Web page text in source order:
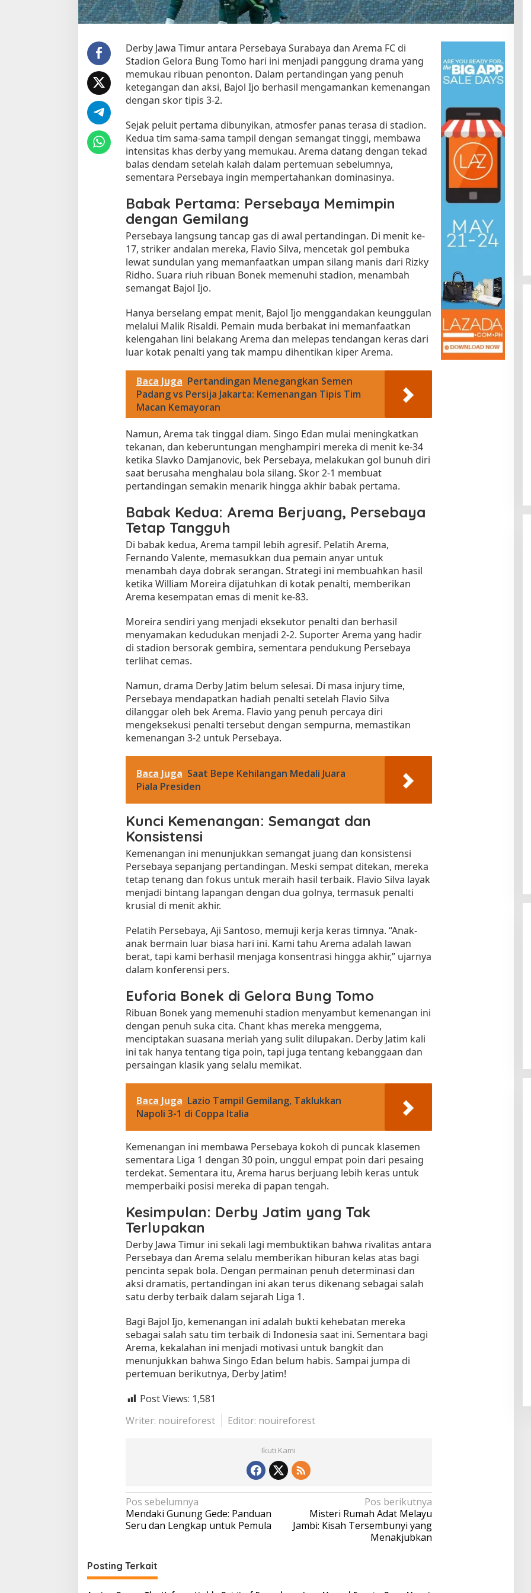
a
m
a
e
u
D
b
y
a
t
i
d
g
a
1
Derby Jawa Timur antara Persebaya Surabaya dan Arema FC di
Stadion Gelora Bung Tomo hari ini menjadi panggung drama yang
memukau ribuan penonton. Dalam pertandingan yang penuh
ketegangan dan aksi, Bajol Ijo berhasil mengamankan kemenangan
dengan skor tipis 3-2.
Sejak peluit pertama dibunyikan, atmosfer panas terasa di stadion.
Kedua tim sama-sama tampil dengan semangat tinggi, membawa
intensitas khas derby yang memukau. Arema datang dengan tekad
balas dendam setelah kalah dalam pertemuan sebelumnya,
sementara Persebaya ingin mempertahankan dominasinya.
Babak Pertama: Persebaya Memimpin
dengan Gemilang
Persebaya langsung tancap gas di awal pertandingan. Di menit ke-
17, striker andalan mereka, Flavio Silva, mencetak gol pembuka
lewat sundulan yang memanfaatkan umpan silang manis dari Rizky
Ridho. Suara riuh ribuan Bonek memenuhi stadion, menambah
semangat Bajol Ijo.
Hanya berselang empat menit, Bajol Ijo menggandakan keunggulan
melalui Malik Risaldi. Pemain muda berbakat ini memanfaatkan
kelengahan lini belakang Arema dan melepas tendangan keras dari
luar kotak penalti yang tak mampu dihentikan kiper Arema.
Baca Juga Pertandingan Menegangkan Semen
Padang vs Persija Jakarta: Kemenangan Tipis Tim
Macan Kemayoran
Namun, Arema tak tinggal diam. Singo Edan mulai meningkatkan
tekanan, dan keberuntungan menghampiri mereka di menit ke-34
ketika Slavko Damjanovic, bek Persebaya, melakukan gol bunuh diri
saat berusaha menghalau bola silang. Skor 2-1 membuat
pertandingan semakin menarik hingga akhir babak pertama.
Babak Kedua: Arema Berjuang, Persebaya
Tetap Tangguh
Di babak kedua, Arema tampil lebih agresif. Pelatih Arema,
Fernando Valente, memasukkan dua pemain anyar untuk
menambah daya dobrak serangan. Strategi ini membuahkan hasil
ketika William Moreira dijatuhkan di kotak penalti, memberikan
Arema kesempatan emas di menit ke-83.
Moreira sendiri yang menjadi eksekutor penalti dan berhasil
menyamakan kedudukan menjadi 2-2. Suporter Arema yang hadir
di stadion bersorak gembira, sementara pendukung Persebaya
terlihat cemas.
Namun, drama Derby Jatim belum selesai. Di masa injury time,
Persebaya mendapatkan hadiah penalti setelah Flavio Silva
dilanggar oleh bek Arema. Flavio yang penuh percaya diri
mengeksekusi penalti tersebut dengan sempurna, memastikan
kemenangan 3-2 untuk Persebaya.
Baca Juga Saat Bepe Kehilangan Medali Juara
Piala Presiden
Kunci Kemenangan: Semangat dan
Konsistensi
Kemenangan ini menunjukkan semangat juang dan konsistensi
Persebaya sepanjang pertandingan. Meski sempat ditekan, mereka
tetap tenang dan fokus untuk meraih hasil terbaik. Flavio Silva layak
menjadi bintang lapangan dengan dua golnya, termasuk penalti
krusial di menit akhir.
Pelatih Persebaya, Aji Santoso, memuji kerja keras timnya. “Anak-
anak bermain luar biasa hari ini. Kami tahu Arema adalah lawan
berat, tapi kami berhasil menjaga konsentrasi hingga akhir,” ujarnya
dalam konferensi pers.
Euforia Bonek di Gelora Bung Tomo
Ribuan Bonek yang memenuhi stadion menyambut kemenangan ini
dengan penuh suka cita. Chant khas mereka menggema,
menciptakan suasana meriah yang sulit dilupakan. Derby Jatim kali
ini tak hanya tentang tiga poin, tapi juga tentang kebanggaan dan
persaingan klasik yang selalu memikat.
Baca Juga Lazio Tampil Gemilang, Taklukkan
Napoli 3-1 di Coppa Italia
Kemenangan ini membawa Persebaya kokoh di puncak klasemen
sementara Liga 1 dengan 30 poin, unggul empat poin dari pesaing
terdekat. Sementara itu, Arema harus berjuang lebih keras untuk
memperbaiki posisi mereka di papan tengah.
Kesimpulan: Derby Jatim yang Tak
Terlupakan
Derby Jawa Timur ini sekali lagi membuktikan bahwa rivalitas antara
Persebaya dan Arema selalu memberikan hiburan kelas atas bagi
pencinta sepak bola. Dengan permainan penuh determinasi dan
aksi dramatis, pertandingan ini akan terus dikenang sebagai salah
satu derby terbaik dalam sejarah Liga 1.
Bagi Bajol Ijo, kemenangan ini adalah bukti kehebatan mereka
sebagai salah satu tim terbaik di Indonesia saat ini. Sementara bagi
Arema, kekalahan ini menjadi motivasi untuk bangkit dan
menunjukkan bahwa Singo Edan belum habis. Sampai jumpa di
pertemuan berikutnya, Derby Jatim!
Post Views: 1,581
Writer: nouireforest
Editor: nouireforest
Ikuti Kami
N
a
g
Pos sebelumnya
Mendaki Gunung Gede: Panduan
Seru dan Lengkap untuk Pemula
Pos berikutnya
Misteri Rumah Adat Melayu
Jambi: Kisah Tersembunyi yang
Menakjubkan
Posting Terkait
Tempat Makan All You Can Eat di
3 Januari 2025
Tempat Makan di Kota Baru Jambi
Di Daerah, Jambi, Travel 3 Januari 2025
Tempat Makan Kepiting di Jambi
Di Daerah, Jambi, Travel